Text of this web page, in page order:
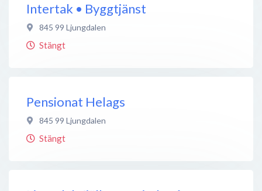
Intertak • Byggtjänst
845 99 Ljungdalen
Stängt
Pensionat Helags
845 99 Ljungdalen
Stängt